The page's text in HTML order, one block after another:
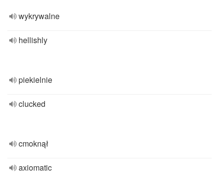
wykrywalne
hellishly
piekielnie
clucked
cmoknął
axiomatic